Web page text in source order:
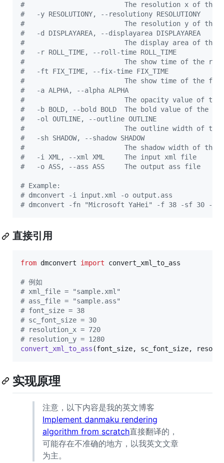
#
The resolution x of the
#
   -y RESOLUTIONY, --resolutiony RESOLUTIONY
#
The resolution y of the
#
   -d DISPLAYAREA, --displayarea DISPLAYAREA
#
The display area of the
#
   -r ROLL_TIME, --roll-time ROLL_TIME
#
The show time of the
#
   -ft FIX_TIME, --fix-time FIX_TIME
#
The show time of the fix
#
   -a ALPHA, --alpha ALPHA
#
The opacity value of
#
-b BOLD, --bold BOLD  The bold value of the
#
   -ol OUTLINE, --outline OUTLINE
#
The outline width of the
#
   -sh SHADOW, --shadow SHADOW
#
The shadow width of the
#
   -i XML, --xml XML     The input xml file
#
   -o ASS, --ass ASS     The output ass file
# Example:
# dmconvert -i input.xml -o output.ass
# dmconvert -fn "Microsoft YaHei" -f 38 -sf 30 -
直接引用
from dmconvert import convert_xml_to_ass
# 例如
# xml_file = "sample.xml"
# ass_file = "sample.ass"
# font_size = 38
# sc_font_size = 30
# resolution_x = 720
# resolution_y = 1280
convert_xml_to_ass (font_size, sc_font_size,
实现原理
注意，以下内容是我的英文博客
Implement danmaku rendering
algorithm from scratch直接翻译的，
可能存在不准确的地方，以我英文文章
为主。